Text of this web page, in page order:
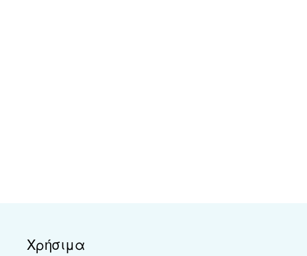
Χρήσιμα